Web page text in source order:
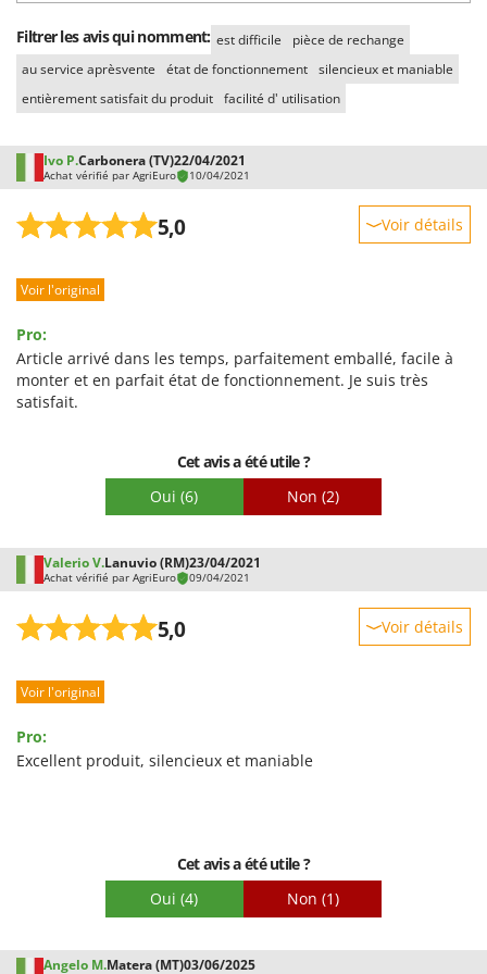
Filtrer les avis qui nomment: est difficile
pièce de rechange
au service aprèsvente
état de fonctionnement silencieux et maniable
entièrement satisfait du produit facilité d' utilisation
Ivo P.Carbonera (TV)22/04/2021
Achat vérifié par AgriEuro 10/04/2021
5,0 Voir détails
Prestations
Qualité / Prix
Facilité de montage
Voir l'original
Pro:
Article arrivé dans les temps, parfaitement emballé, facile à
monter et en parfait état de fonctionnement. Je suis très
satisfait.
Cet avis a été utile ?
Oui (6) Non (2)
Valerio V.Lanuvio (RM)23/04/2021
Achat vérifié par AgriEuro 09/04/2021
5,0 Voir détails
Prestations
Qualité / Prix
Voir l'original
Pro:
Excellent produit, silencieux et maniable
Cet avis a été utile ?
Oui (4) Non (1)
Angelo M.Matera (MT)03/06/2025